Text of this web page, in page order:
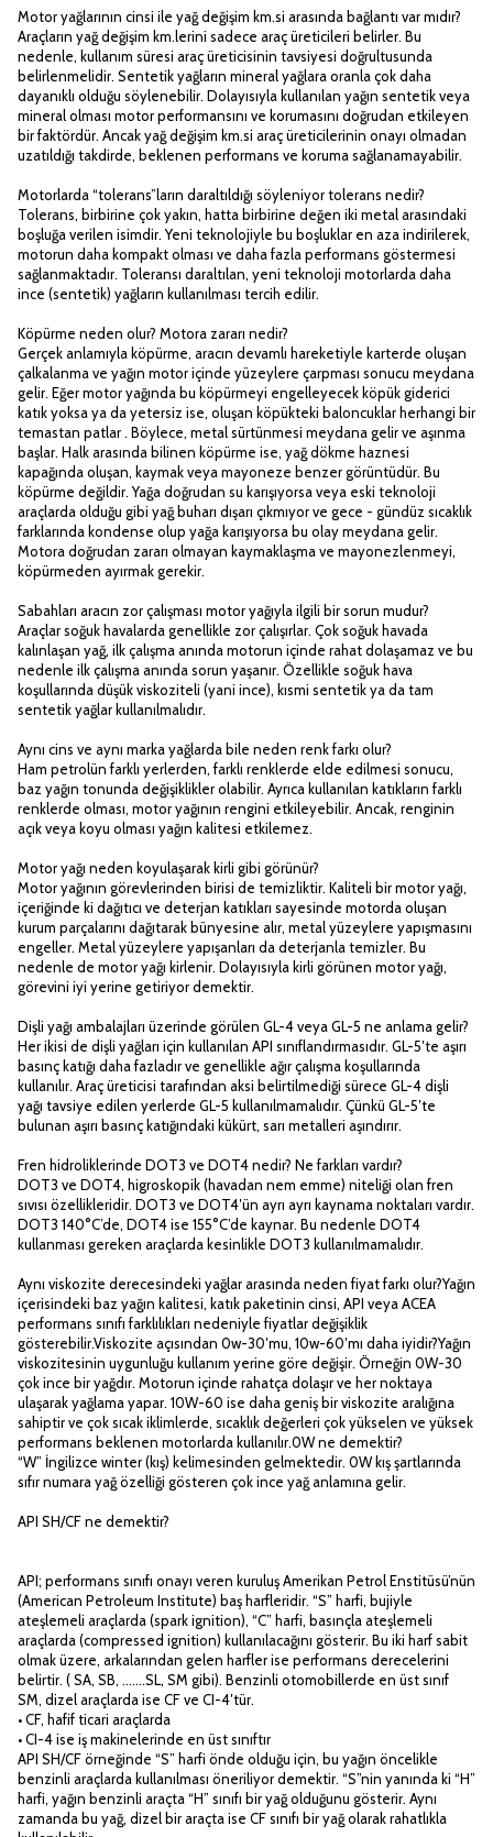
Motor yağlarının cinsi ile yağ değişim km.si arasında bağlantı var mıdır?
Araçların yağ değişim km.lerini sadece araç üreticileri belirler. Bu
nedenle, kullanım süresi araç üreticisinin tavsiyesi doğrultusunda
belirlenmelidir. Sentetik yağların mineral yağlara oranla çok daha
dayanıklı olduğu söylenebilir. Dolayısıyla kullanılan yağın sentetik veya
mineral olması motor performansını ve korumasını doğrudan etkileyen
bir faktördür. Ancak yağ değişim km.si araç üreticilerinin onayı olmadan
uzatıldığı takdirde, beklenen performans ve koruma sağlanamayabilir.
Motorlarda “tolerans”ların daraltıldığı söyleniyor tolerans nedir?
Tolerans, birbirine çok yakın, hatta birbirine değen iki metal arasındaki
boşluğa verilen isimdir. Yeni teknolojiyle bu boşluklar en aza indirilerek,
motorun daha kompakt olması ve daha fazla performans göstermesi
sağlanmaktadır. Toleransı daraltılan, yeni teknoloji motorlarda daha
ince (sentetik) yağların kullanılması tercih edilir.
Köpürme neden olur? Motora zararı nedir?
Gerçek anlamıyla köpürme, aracın devamlı hareketiyle karterde oluşan
çalkalanma ve yağın motor içinde yüzeylere çarpması sonucu meydana
gelir. Eğer motor yağında bu köpürmeyi engelleyecek köpük giderici
katık yoksa ya da yetersiz ise, oluşan köpükteki baloncuklar herhangi bir
temastan patlar . Böylece, metal sürtünmesi meydana gelir ve aşınma
başlar. Halk arasında bilinen köpürme ise, yağ dökme haznesi
kapağında oluşan, kaymak veya mayoneze benzer görüntüdür. Bu
köpürme değildir. Yağa doğrudan su karışıyorsa veya eski teknoloji
araçlarda olduğu gibi yağ buharı dışarı çıkmıyor ve gece - gündüz sıcaklık
farklarında kondense olup yağa karışıyorsa bu olay meydana gelir.
Motora doğrudan zararı olmayan kaymaklaşma ve mayonezlenmeyi,
köpürmeden ayırmak gerekir.
Sabahları aracın zor çalışması motor yağıyla ilgili bir sorun mudur?
Araçlar soğuk havalarda genellikle zor çalışırlar. Çok soğuk havada
kalınlaşan yağ, ilk çalışma anında motorun içinde rahat dolaşamaz ve bu
nedenle ilk çalışma anında sorun yaşanır. Özellikle soğuk hava
koşullarında düşük viskoziteli (yani ince), kısmi sentetik ya da tam
sentetik yağlar kullanılmalıdır.
Aynı cins ve aynı marka yağlarda bile neden renk farkı olur?
Ham petrolün farklı yerlerden, farklı renklerde elde edilmesi sonucu,
baz yağın tonunda değişiklikler olabilir. Ayrıca kullanılan katıkların farklı
renklerde olması, motor yağının rengini etkileyebilir. Ancak, renginin
açık veya koyu olması yağın kalitesi etkilemez.
Motor yağı neden koyulaşarak kirli gibi görünür?
Motor yağının görevlerinden birisi de temizliktir. Kaliteli bir motor yağı,
içeriğinde ki dağıtıcı ve deterjan katıkları sayesinde motorda oluşan
kurum parçalarını dağıtarak bünyesine alır, metal yüzeylere yapışmasını
engeller. Metal yüzeylere yapışanları da deterjanla temizler. Bu
nedenle de motor yağı kirlenir. Dolayısıyla kirli görünen motor yağı,
görevini iyi yerine getiriyor demektir.
Dişli yağı ambalajları üzerinde görülen GL-4 veya GL-5 ne anlama gelir?
Her ikisi de dişli yağları için kullanılan API sınıflandırmasıdır. GL-5′te aşırı
basınç katığı daha fazladır ve genellikle ağır çalışma koşullarında
kullanılır. Araç üreticisi tarafından aksi belirtilmediği sürece GL-4 dişli
yağı tavsiye edilen yerlerde GL-5 kullanılmamalıdır. Çünkü GL-5′te
bulunan aşırı basınç katığındaki kükürt, sarı metalleri aşındırır.
Fren hidroliklerinde DOT3 ve DOT4 nedir? Ne farkları vardır?
DOT3 ve DOT4, higroskopik (havadan nem emme) niteliği olan fren
sıvısı özellikleridir. DOT3 ve DOT4′ün ayrı ayrı kaynama noktaları vardır.
DOT3 140°C’de, DOT4 ise 155°C’de kaynar. Bu nedenle DOT4
kullanması gereken araçlarda kesinlikle DOT3 kullanılmamalıdır.
Aynı viskozite derecesindeki yağlar arasında neden fiyat farkı olur?Yağın
içerisindeki baz yağın kalitesi, katık paketinin cinsi, API veya ACEA
performans sınıfı farklılıkları nedeniyle fiyatlar değişiklik
gösterebilir.Viskozite açısından 0w-30′mu, 10w-60′mı daha iyidir?Yağın
viskozitesinin uygunluğu kullanım yerine göre değişir. Örneğin 0W-30
çok ince bir yağdır. Motorun içinde rahatça dolaşır ve her noktaya
ulaşarak yağlama yapar. 10W-60 ise daha geniş bir viskozite aralığına
sahiptir ve çok sıcak iklimlerde, sıcaklık değerleri çok yükselen ve yüksek
performans beklenen motorlarda kullanılır.0W ne demektir?
“W” İngilizce winter (kış) kelimesinden gelmektedir. 0W kış şartlarında
sıfır numara yağ özelliği gösteren çok ince yağ anlamına gelir.
API SH/CF ne demektir?
API; performans sınıfı onayı veren kuruluş Amerikan Petrol Enstitüsü’nün
(American Petroleum Institute) baş harfleridir. “S” harfi, bujiyle
ateşlemeli araçlarda (spark ignition), “C” harfi, basınçla ateşlemeli
araçlarda (compressed ignition) kullanılacağını gösterir. Bu iki harf sabit
olmak üzere, arkalarından gelen harfler ise performans derecelerini
belirtir. ( SA, SB, …….SL, SM gibi). Benzinli otomobillerde en üst sınıf
SM, dizel araçlarda ise CF ve CI-4′tür.
• CF, hafif ticari araçlarda
• CI-4 ise iş makinelerinde en üst sınıftır
API SH/CF örneğinde “S” harfi önde olduğu için, bu yağın öncelikle
benzinli araçlarda kullanılması öneriliyor demektir. “S”nin yanında ki “H”
harfi, yağın benzinli araçta “H” sınıfı bir yağ olduğunu gösterir. Aynı
zamanda bu yağ, dizel bir araçta ise CF sınıfı bir yağ olarak rahatlıkla